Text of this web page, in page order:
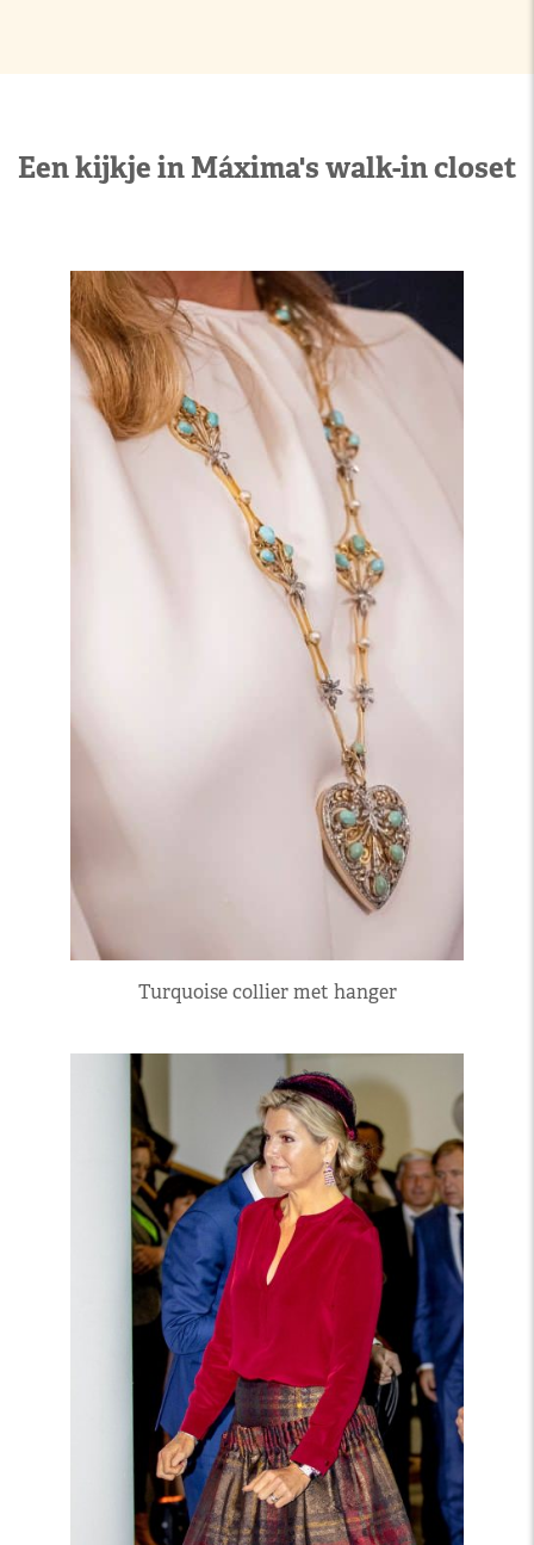
Een kijkje in Máxima's walk-in closet
Turquoise collier met hanger